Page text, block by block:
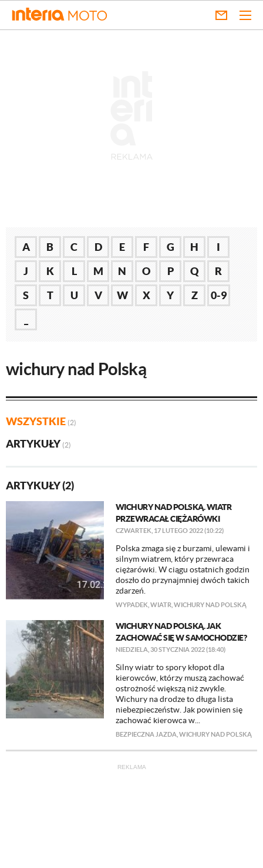
A B C D E F G H
I
J
K L M N O P Q
R
S
T U V W X Y Z
0-9
wichury nad Polską
WSZYSTKIE (2)
ARTYKUŁY (2)
ARTYKUŁY (2)
WICHURY NAD POLSKĄ. WIATR
PRZEWRACAŁ CIĘŻARÓWKI
CZWARTEK, 17 LUTEGO 2022 (10:22)
Polska zmaga się z burzami, ulewami i
silnym wiatrem, który przewraca
ciężarówki. W ciągu ostatnich godzin
doszło do przynajmniej dwóch takich
zdarzeń.
WYPADEK WIATR, WICHURY NAD POLSKĄ
WICHURY NAD POLSKĄ. JAK
ZACHOWAĆ SIĘ W SAMOCHODZIE?
NIEDZIELA, 30 STYCZNIA 2022 (18:40)
Silny wiatr to spory kłopot dla
kierowców, którzy muszą zachować
ostrożność większą niż zwykle.
Wichury na drodze to długa lista
niebezpieczeństw. Jak powinien się
zachować kierowca w...
BEZPIECZNA JAZDA WICHURY NAD POLSKĄ
REKLAMA